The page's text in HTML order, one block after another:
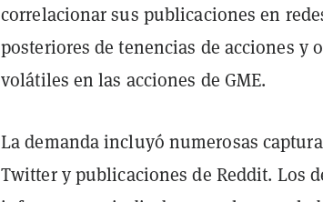
correlacionar sus publicaciones en
posteriores de tenencias de acciones y
volátiles en las acciones de GME.
La demanda incluyó numerosas
Twitter y publicaciones de Reddit. Los